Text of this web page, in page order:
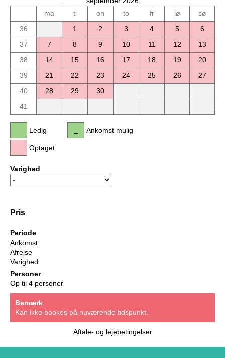
ma
ti on to fr lø
sø
36
1 2 3 4 5
6
37
7 8 9 10 11 12
13
38
14 15 16 17 18 19
20
39
21 22 23 24 25 26
27
40
28 29
30
41
Ledig
Optaget
Ankomst mulig
Varighed
Pris
Periode
Ankomst
Afrejse
Varighed
Personer
Op til 4 personer
Bemærk
Kan ikke bookes på nuværende tidspunkt.
Aftale- og lejebetingelser